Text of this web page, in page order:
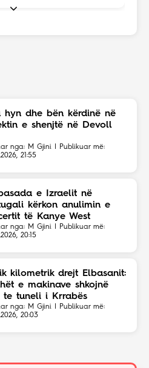
hyn dhe bën kërdinë në
e shenjtë në Devoll
nga: M Gjini | Publikuar më:
21:55
e Izraelit në
kërkon anulimin e
të Kanye West
nga: M Gjini | Publikuar më:
20:15
kilometrik drejt Elbasanit:
e makinave shkojnë
te tuneli i Krrabës
nga: M Gjini | Publikuar më:
20:03